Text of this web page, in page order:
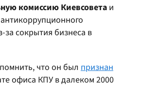
комиссию Киевсовета и
за сокрытия бизнеса в
что он был признан
офиса КПУ в далеком 2000